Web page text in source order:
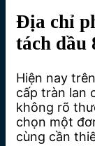
Địa chỉ
tách dầu
Hiện nay
cấp tràn lan
không rõ
chọn một
cùng cần